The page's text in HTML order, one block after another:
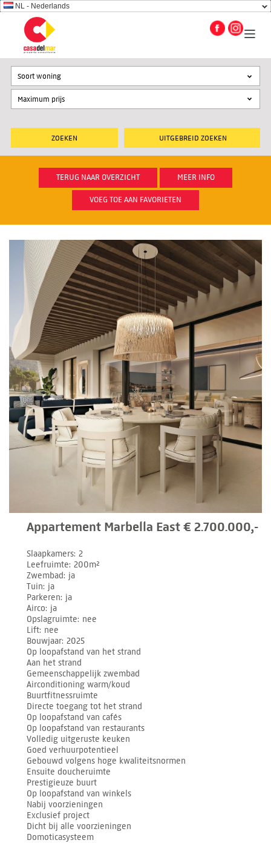
NL - Nederlands
UITGEBREID ZOEKEN
Soort woning
TERUG NAAR OVERZICHT MEER INFO
VOEG TOE AAN FAVORIETEN
Appartement Marbella East € 2.700.000,-
Slaapkamers 2
Leefruimte 200m²
Zwembad ja
Tuin ja
Parkeren ja
Airco ja
Opslagruimte nee
Lift nee
Bouwjaar 2025
Op loopafstand van het strand
Aan het strand
Gemeenschappelijk zwembad
Airconditioning warm/koud
Buurtfitnessruimte
Directe toegang tot het strand
Op loopafstand van cafés
Op loopafstand van restaurants
Volledig uitgeruste keuken
Goed verhuurpotentieel
Gebouwd volgens hoge kwaliteitsnormen
Ensuite doucheruimte
Prestigieuze buurt
Op loopafstand van winkels
Nabij voorzieningen
Exclusief project
Dicht bij alle voorzieningen
Domoticasysteem